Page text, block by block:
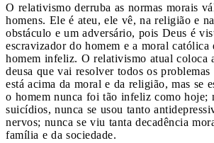
O relativismo derruba as normas morais
homens. Ele é ateu, ele vê, na religião e
obstáculo e um adversário, pois Deus é
escravizador do homem e a moral católica
homem infeliz. O relativismo atual coloca
deusa que vai resolver todos os
está acima da moral e da religião, mas se
o homem nunca foi tão infeliz como hoje;
suicídios, nunca se usou tanto
nervos; nunca se viu tanta decadência
família e da sociedade.